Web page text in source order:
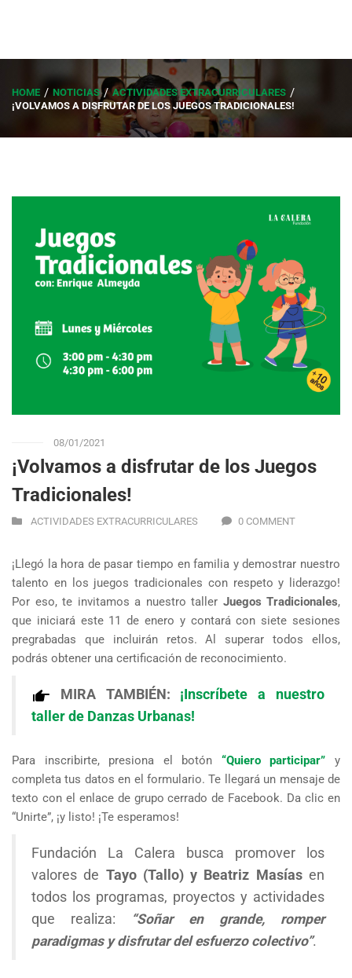
HOME NOTICIAS
ACTIVIDADES EXTRACURRICULARES
¡VOLVAMOS A DISFRUTAR DE LOS JUEGOS TRADICIONALES!
08/01/2021
¡Volvamos a disfrutar de los Juegos
Tradicionales!
ACTIVIDADES EXTRACURRICULARES 0 COMMENT
¡Llegó la hora de pasar tiempo en familia y demostrar nuestro
talento en los juegos tradicionales con respeto y liderazgo!
Por eso, te invitamos a nuestro taller Juegos Tradicionales,
que iniciará este 11 de enero y contará con siete sesiones
pregrabadas que incluirán retos. Al superar todos ellos,
podrás obtener una certificación de reconocimiento.
MIRA TAMBIÉN: ¡Inscríbete a nuestro
taller de Danzas Urbanas!
Para inscribirte, presiona el botón “Quiero participar” y
completa tus datos en el formulario. Te llegará un mensaje de
texto con el enlace de grupo cerrado de Facebook. Da clic en
“Unirte”, ¡y listo! ¡Te esperamos!
Fundación La Calera busca promover los
valores de Tayo (Tallo) y Beatriz Masíasen
todos los programas, proyectos y actividades
que realiza:
“Soñar en grande, romper
paradigmas y disfrutar del esfuerzo colectivo”.